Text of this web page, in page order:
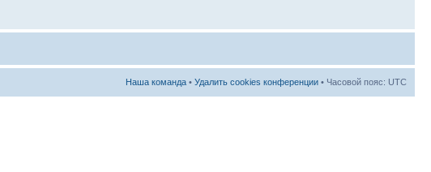
Наша команда • Удалить cookies конференции • Часовой пояс: UTC